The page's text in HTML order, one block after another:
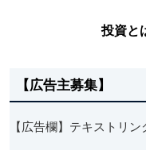
投資と
【広告主募集】
【広告欄】テキストリ